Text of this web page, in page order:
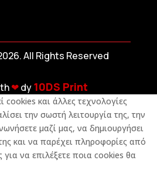
All Rights Reserved
❤︎dy10DS Print
cookies και άλλες τεχνολογίες
την σωστή λειτουργία της, την
μαζί μας, να δημιουργήσει
και να παρέχει πληροφορίες από
για να επιλέξετε ποια cookies θα